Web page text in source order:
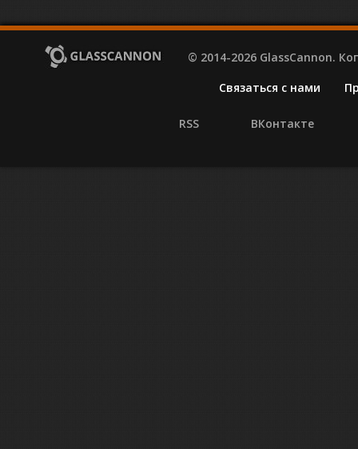
© 2014-2026 GlassCannon.
Связаться с нами
RSS ВКонтакте